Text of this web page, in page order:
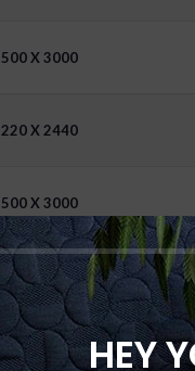
HEY
X 3000
X 2440
X 3000
X 2440
X 3000